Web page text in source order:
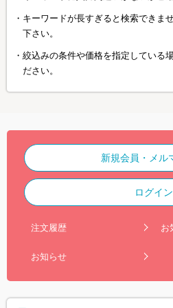
キーワードが長すぎると検索できま
下さい。
絞込みの条件や価格を指定している
ださい。
新規会員・メル
ログイン
注文履歴 お
お知らせ